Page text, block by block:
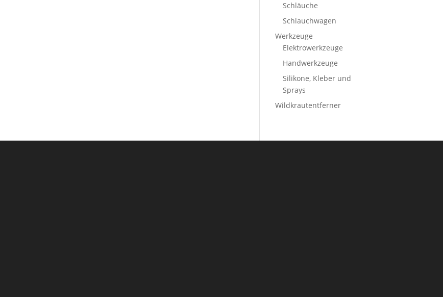
Schläuche
Schlauchwagen
Werkzeuge
Elektrowerkzeuge
Handwerkzeuge
Silikone, Kleber und
Sprays
Wildkrautentferner